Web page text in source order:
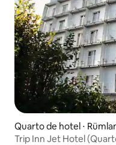
Quarto de hotel ⋅
Trip Inn Jet Hotel